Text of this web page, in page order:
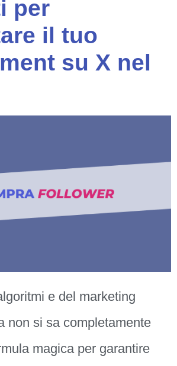
per
il tuo
su X nel
e del marketing
non si sa completamente
magica per garantire